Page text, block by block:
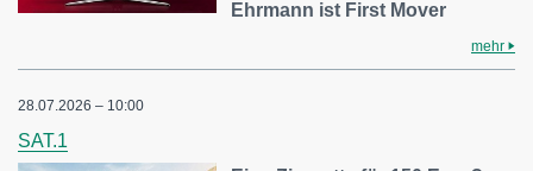
Ehrmann ist First Mover
mehr
28.07.2026 – 10:00
SAT.1